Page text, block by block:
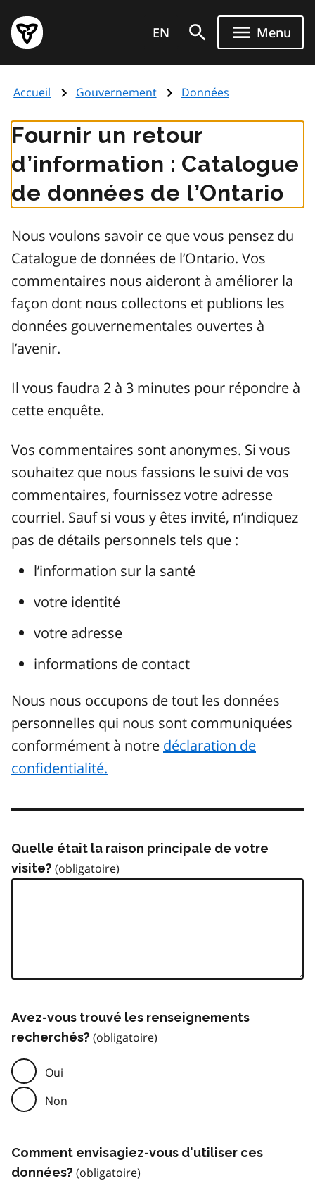
au
contenu
principal
Page
d'accueil
de
EN Menu
Accueil Gouvernement Données
Fournir un retour
d’information : Catalogue
de données de l’Ontario
Nous voulons savoir ce que vous pensez du
Catalogue de données de l’Ontario. Vos
commentaires nous aideront à améliorer la
façon dont nous collectons et publions les
données gouvernementales ouvertes à
l’avenir.
Il vous faudra 2 à 3 minutes pour répondre à
cette enquête.
Vos commentaires sont anonymes. Si vous
souhaitez que nous fassions le suivi de vos
commentaires, fournissez votre adresse
courriel. Sauf si vous y êtes invité, n’indiquez
pas de détails personnels tels que :
l’information sur la santé
votre identité
votre adresse
informations de contact
Nous nous occupons de tout les données
personnelles qui nous sont communiquées
conformément à notre déclaration de
confidentialité.
Quelle était la raison principale de votre
visite?
Avez-vous trouvé les renseignements
recherchés?
Oui
Non
Comment envisagiez-vous d'utiliser ces
données?